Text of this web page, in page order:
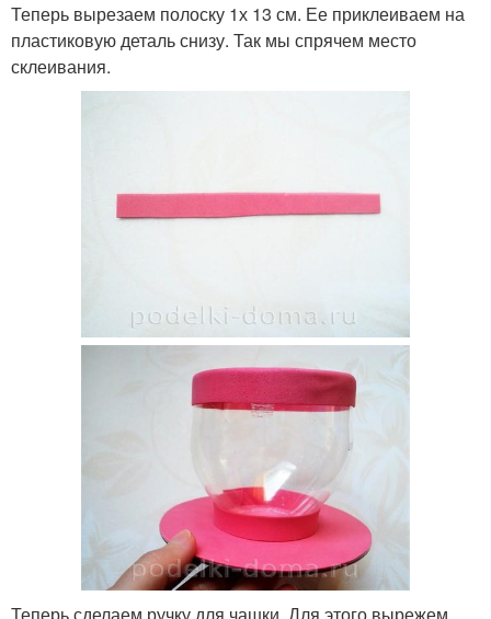
Теперь вырезаем полоску 1х 13 см. Ее приклеиваем на
пластиковую деталь снизу. Так мы спрячем место
склеивания.